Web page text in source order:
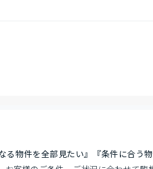
る物件を全部見たい』『条件に合う